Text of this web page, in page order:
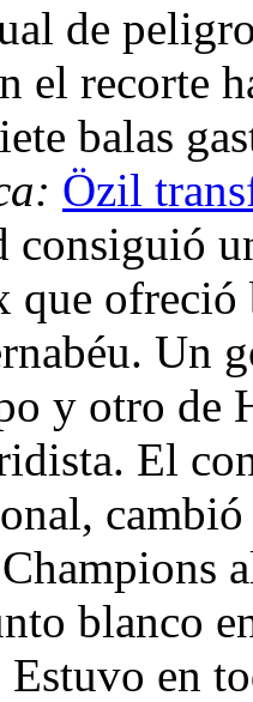
de
el recorte
balas
Özil
consiguió
que ofreció
Un
y otro de
El
blanco
Estuvo en